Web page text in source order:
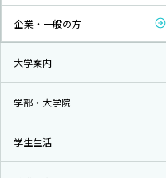
企業・一般の方
大学案内
学部・大学院
学生生活